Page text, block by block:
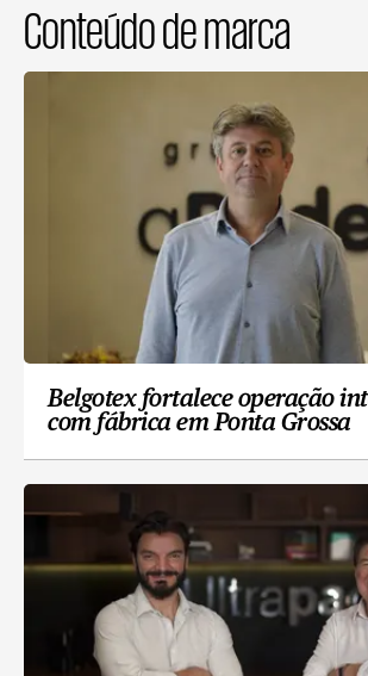
Conteúdo de marca
Belgotex fortalece operação
com fábrica em Ponta Grossa